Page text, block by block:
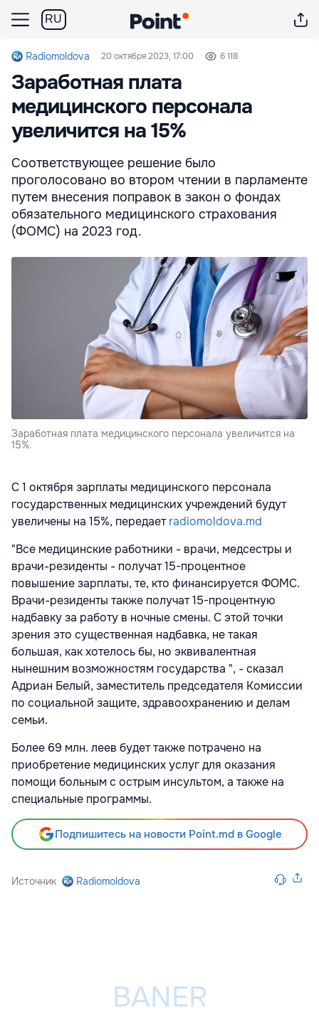
RU
Radiomoldova 20 октября 2023, 17:00 6 118
Заработная плата
медицинского персонала
увеличится на 15%
Соответствующее решение было
проголосовано во втором чтении в парламенте
путем внесения поправок в закон о фондах
обязательного медицинского страхования
(ФОМС) на 2023 год.
Заработная плата медицинского персонала увеличится на
15%.
С 1 октября зарплаты медицинского персонала
государственных медицинских учреждений будут
увеличены на 15%, передаетradiomoldova.md
"Все медицинские работники - врачи, медсестры и
врачи-резиденты - получат 15-процентное
повышение зарплаты, те, кто финансируется ФОМС.
Врачи-резиденты также получат 15-процентную
надбавку за работу в ночные смены. С этой точки
зрения это существенная надбавка, не такая
большая, как хотелось бы, но эквивалентная
нынешним возможностям государства ", - сказал
Адриан Белый, заместитель председателя Комиссии
по социальной защите, здравоохранению и делам
семьи.
Более 69 млн. леев будет также потрачено на
приобретение медицинских услуг для оказания
помощи больным с острым инсультом, а также на
специальные программы.
Подпишитесь на новости Point.md в Google
Источник Radiomoldova